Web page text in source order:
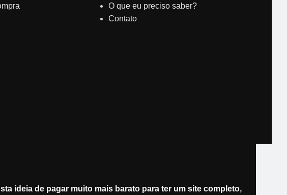
O que eu preciso saber?
Contato
ideia de pagar muito mais barato para ter um site completo,